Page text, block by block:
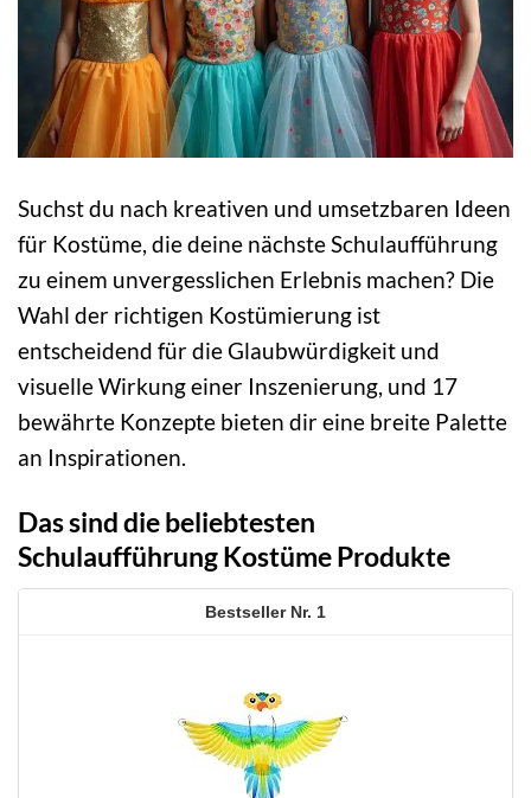
Suchst du nach kreativen und umsetzbaren Ideen
für Kostüme, die deine nächste Schulaufführung
zu einem unvergesslichen Erlebnis machen? Die
Wahl der richtigen Kostümierung ist
entscheidend für die Glaubwürdigkeit und
visuelle Wirkung einer Inszenierung, und 17
bewährte Konzepte bieten dir eine breite Palette
an Inspirationen.
Das sind die beliebtesten
Schulaufführung Kostüme Produkte
1